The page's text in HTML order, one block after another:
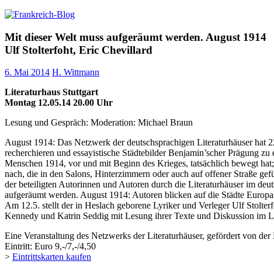
Mit dieser Welt muss aufgeräumt werden. August 1914
Ulf Stolterfoht, Eric Chevillard
6. Mai 2014 H. Wittmann
Literaturhaus Stuttgart
Montag 12.05.14 20.00 Uhr
Lesung und Gespräch: Moderation: Michael Braun
August 1914: Das Netzwerk der deutschsprachigen Literaturhäuser hat
recherchieren und essayistische Städtebilder Benjamin’scher
Menschen 1914, vor und mit Beginn des Krieges, tatsächlich bewegt
nach, die in den Salons, Hinterzimmern oder auch auf offener Straße
der beteiligten Autorinnen und Autoren durch die Literaturhäuser im
aufgeräumt werden. August 1914: Autoren blicken auf die Städte
Am 12.5. stellt der in Heslach geborene Lyriker und Verleger Ulf
Kennedy und Katrin Seddig mit Lesung ihrer Texte und Diskussion im
Eine Veranstaltung des Netzwerks der Literaturhäuser, gefördert von
Eintritt: Euro 9,-/7,-/4,50
> Eintrittskarten kaufen